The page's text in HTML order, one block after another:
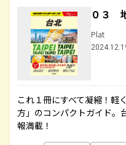
０３
Plat
これ１冊にすべて凝縮！軽
方」のコンパクトガイド。
報満載！